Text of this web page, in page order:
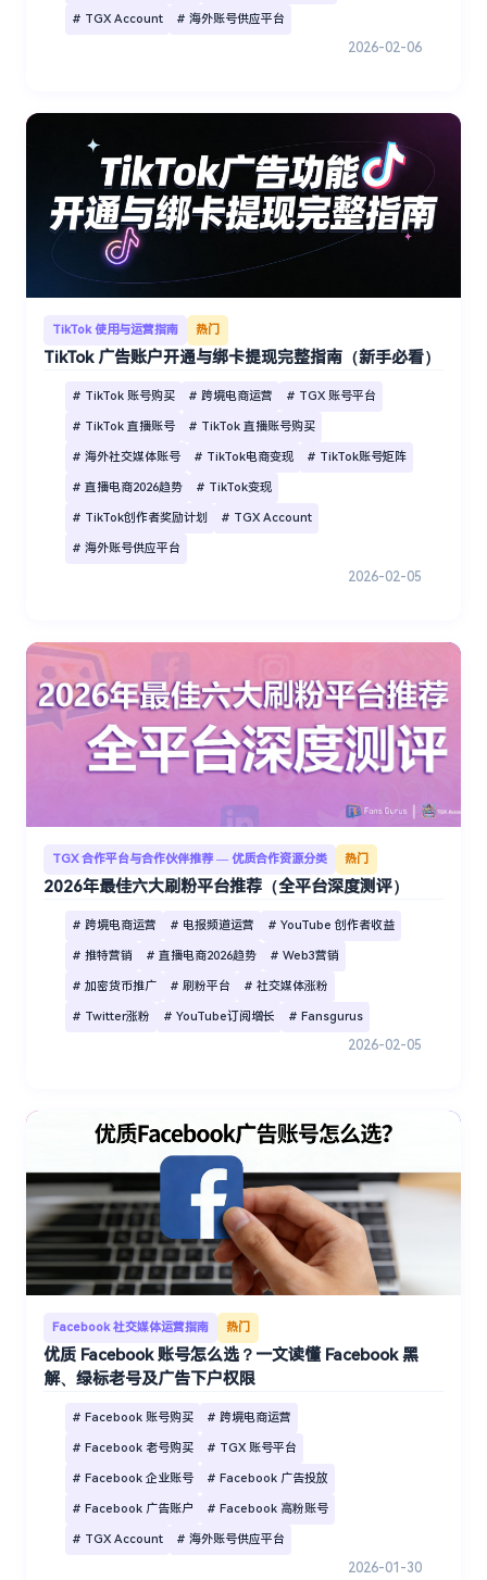
# TGX Account # 海外账号供应平台
2026-02-06
TikTok 使用与运营指南 热门
TikTok 广告账户开通与绑卡提现完整指南（新手必看）
# TikTok 账号购买 # 跨境电商运营 # TGX 账号平台
# TikTok 直播账号 # TikTok 直播账号购买
# 海外社交媒体账号 # TikTok电商变现 # TikTok账号矩阵
# 直播电商2026趋势 # TikTok变现
# TikTok创作者奖励计划 # TGX Account
# 海外账号供应平台
2026-02-05
TGX 合作平台与合作伙伴推荐 — 优质合作资源分类 热门
2026年最佳六大刷粉平台推荐（全平台深度测评）
# 跨境电商运营 # 电报频道运营 # YouTube 创作者收益
# 推特营销 # 直播电商2026趋势 # Web3营销
# 加密货币推广 # 刷粉平台 # 社交媒体涨粉
# Twitter涨粉 # YouTube订阅增长 # Fansgurus
2026-02-05
Facebook 社交媒体运营指南 热门
优质 Facebook 账号怎么选？一文读懂 Facebook 黑
解、绿标老号及广告下户权限
# Facebook 账号购买 # 跨境电商运营
# Facebook 老号购买 # TGX 账号平台
# Facebook 企业账号 # Facebook 广告投放
# Facebook 广告账户 # Facebook 高粉账号
# TGX Account # 海外账号供应平台
2026-01-30